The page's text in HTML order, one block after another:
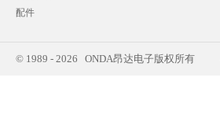
配件
© 1989 - 2026 ONDA昂达电子版权所有